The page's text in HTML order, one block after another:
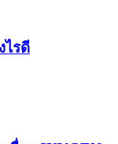
ไรดี